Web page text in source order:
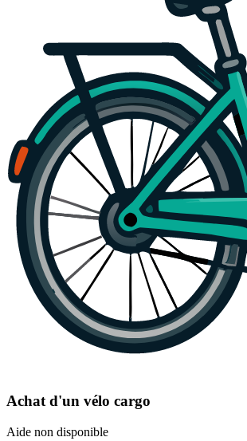
Achat d'un vélo cargo
Aide non disponible